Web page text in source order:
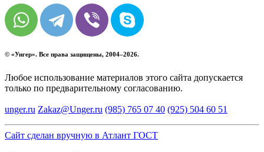
© «Унгер». Все права защищены, 2004–2026.
Любое использование материалов этого сайта допускается
только по предварительному согласованию.
unger.ru Zakaz@Unger.ru (985) 765 07 40 (925) 504 60 51
Сайт сделан вручную в Атлант ГОСТ